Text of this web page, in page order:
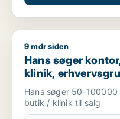
Hans søger kontor,
9 mdr siden
Hans søger
klinik,
Region Sjælland
Hans søger 50-
butik / klinik til salg